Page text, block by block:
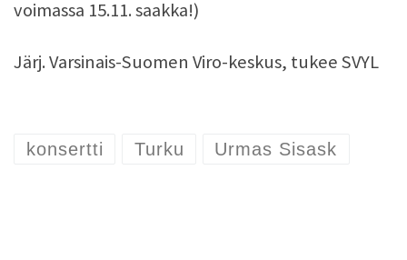
voimassa 15.11. saakka!)
Järj. Varsinais-Suomen Viro-keskus, tukee SVYL
konsertti Turku Urmas Sisask